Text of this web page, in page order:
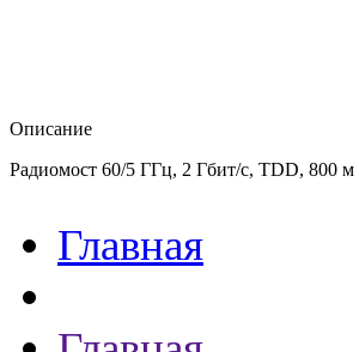
Описание
Радиомост 60/5 ГГц, 2 Гбит/с, TDD, 800 м
Главная